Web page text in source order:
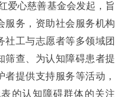
爱心慈善基金会发起，旨
服务，资助社会服务机构
社工与志愿者等多领域团
筛查、为认知障碍患者提
提供支持服务等活动，
的认知障碍群体的关注